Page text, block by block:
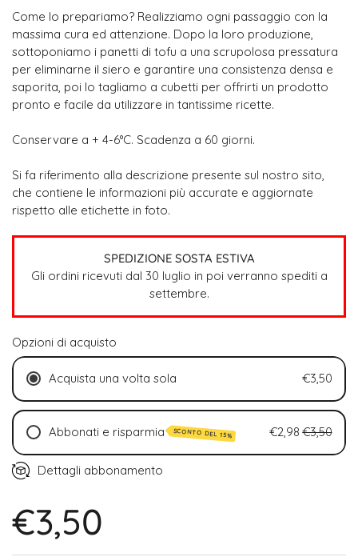
Come lo prepariamo? Realizziamo ogni passaggio con la
massima cura ed attenzione. Dopo la loro produzione,
sottoponiamo i panetti di tofu a una scrupolosa pressatura
per eliminarne il siero e garantire una consistenza densa e
saporita, poi lo tagliamo a cubetti per offrirti un prodotto
pronto e facile da utilizzare in tantissime ricette.
Conservare a + 4-6°C. Scadenza a 60 giorni.
Si fa riferimento alla descrizione presente sul nostro sito,
che contiene le informazioni più accurate e aggiornate
rispetto alle etichette in foto.
SPEDIZIONE SOSTA ESTIVA
Gli ordini ricevuti dal 30 luglio in poi verranno spediti a
settembre.
Opzioni di acquisto
Acquista una volta sola €3,50
Abbonati e risparmia SCONTO DEL 15% €2,98 €3,50
Ogni 2 settimane (15% di sconto)
Ogni 6 settimane (15% di sconto)
Dettagli abbonamento
€3,50